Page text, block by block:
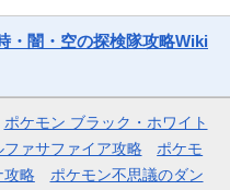
・闇・空の探検隊攻略Wiki
ポケモン ブラック・ホワイト
ァサファイア攻略
ポケモ
攻略
ポケモン不思議のダン